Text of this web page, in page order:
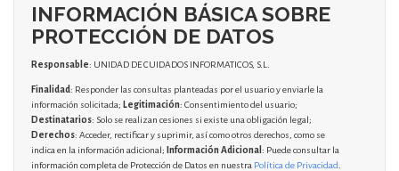
INFORMACIÓN BÁSICA SOBRE
PROTECCIÓN DE DATOS
Responsable: UNIDAD DE CUIDADOS INFORMATICOS, S.L.
Finalidad: Responder las consultas planteadas por el usuario y enviarle la
información solicitada; Legitimación: Consentimiento del usuario;
Destinatarios: Solo se realizan cesiones si existe una obligación legal;
Derechos: Acceder, rectificar y suprimir, así como otros derechos, como se
indica en la información adicional; Información Adicional : Puede consultar la
información completa de Protección de Datos en nuestra Política de Privacidad